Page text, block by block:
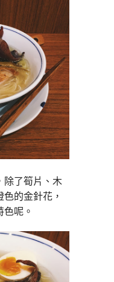
除了筍片、木
的金針花，
呢。